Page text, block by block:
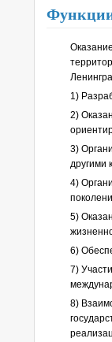
1)
2)
3)
другими
4)
5)
6)
7)
8)